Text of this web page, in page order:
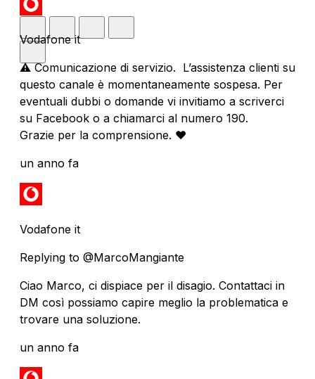
Vodafone it
⚠️ Comunicazione di servizio. L’assistenza clienti su
questo canale è momentaneamente sospesa. Per
eventuali dubbi o domande vi invitiamo a scriverci
su Facebook o a chiamarci al numero 190.
Grazie per la comprensione. ❤️
un anno fa
Vodafone it
Replying to @MarcoMangiante
Ciao Marco, ci dispiace per il disagio. Contattaci in
DM così possiamo capire meglio la problematica e
trovare una soluzione.
un anno fa